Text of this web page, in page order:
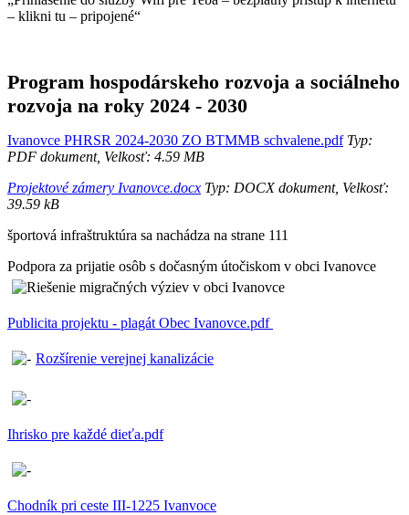
– klikni tu – pripojené“
Program hospodárskeho rozvoja a sociálneho
rozvoja na roky 2024 - 2030
Ivanovce PHRSR 2024-2030 ZO BTMMB schvalene.pdfTyp:
PDF dokument, Velkosť: 4.59 MB
Projektové zámery Ivanovce.docx Typ: DOCX dokument, Velkosť:
39.59 kB
športová infraštruktúra sa nachádza na strane 111
Podpora za prijatie osôb s dočasným útočiskom v obci Ivanovce
Publicita projektu - plagát Obec Ivanovce.pdf
Rozšírenie verejnej kanalizácie
Ihrisko pre každé dieťa.pdf
Chodník pri ceste III-1225 Ivanvoce